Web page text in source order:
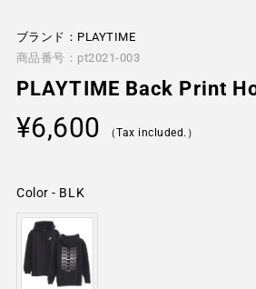
ブランド：PLAYTIME
商品番号：pt2021-003
PLAYTIME Back Print
Regular
price
¥6,600 （Tax included.）
Color - BLK